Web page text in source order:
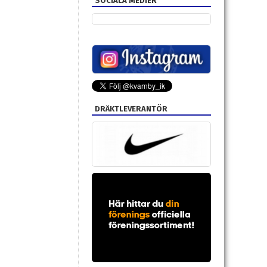
DRÄKTLEVERANTÖR